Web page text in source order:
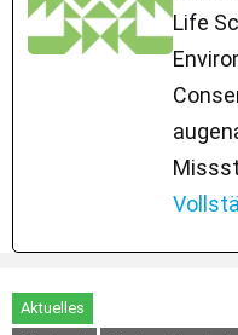
Life
Aktuelles